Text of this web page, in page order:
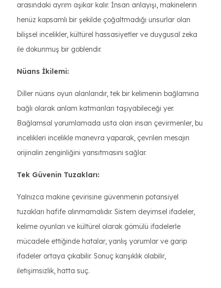
arasındaki ayrım aşikar kalır. İnsan anlayışı, makinelerin
henüz kapsamlı bir şekilde çoğaltmadığı unsurlar olan
bilişsel incelikler, kültürel hassasiyetler ve duygusal zeka
ile dokunmuş bir goblendir.
Nüans İkilemi:
Diller nüans oyun alanlarıdır, tek bir kelimenin bağlamına
bağlı olarak anlam katmanları taşıyabileceği yer.
Bağlamsal yorumlamada usta olan insan çevirmenler, bu
incelikleri incelikle manevra yaparak, çevrilen mesajın
orijinalin zenginliğini yansıtmasını sağlar.
Tek Güvenin Tuzakları:
Yalnızca makine çevirisine güvenmenin potansiyel
tuzakları hafife alınmamalıdır. Sistem deyimsel ifadeler,
kelime oyunları ve kültürel olarak gömülü ifadelerle
mücadele ettiğinde hatalar, yanlış yorumlar ve garip
ifadeler ortaya çıkabilir. Sonuç karışıklık olabilir,
iletişimsizlik, hatta suç.